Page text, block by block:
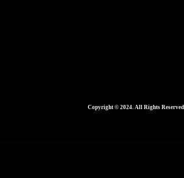
Copyright © 2024. All Rights Reserved.